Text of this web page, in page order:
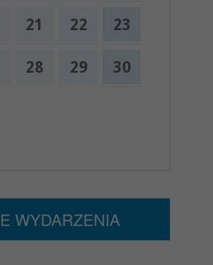
21 22 23
28 29 30
WYDARZENIA